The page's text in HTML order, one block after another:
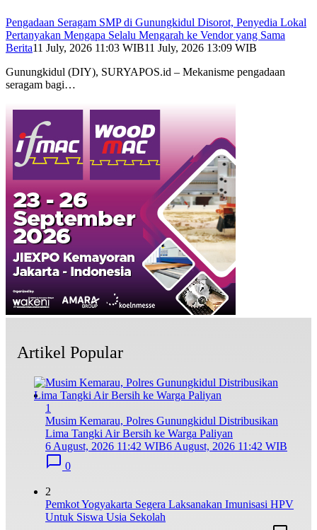
Pengadaan Seragam SMP di Gunungkidul Disorot, Penyedia Lokal
Pertanyakan Mengapa Selalu Mengarah ke Vendor yang Sama
Berita11 July, 2026 11:03 WIB11 July, 2026 13:09 WIB
Gunungkidul (DIY), SURYAPOS.id – Mekanisme pengadaan
seragam bagi…
Artikel Popular
1
Musim Kemarau, Polres Gunungkidul Distribusikan
Lima Tangki Air Bersih ke Warga Paliyan
6 August, 2026 11:42 WIB6 August, 2026 11:42 WIB
0
2
Pemkot Yogyakarta Segera Laksanakan Imunisasi HPV
Untuk Siswa Usia Sekolah